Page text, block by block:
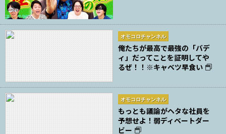
オモコロチャンネル
俺たちが最高で最強の「バデ
ィ」だってことを証明してや
るぜ！！※キャベツ早食い
オモコロチャンネル
もっとも議論がヘタな社員を
予想せよ！弱ディベートダー
ビー